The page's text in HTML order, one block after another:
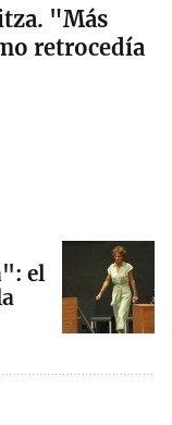
"Más
retrocedía
el